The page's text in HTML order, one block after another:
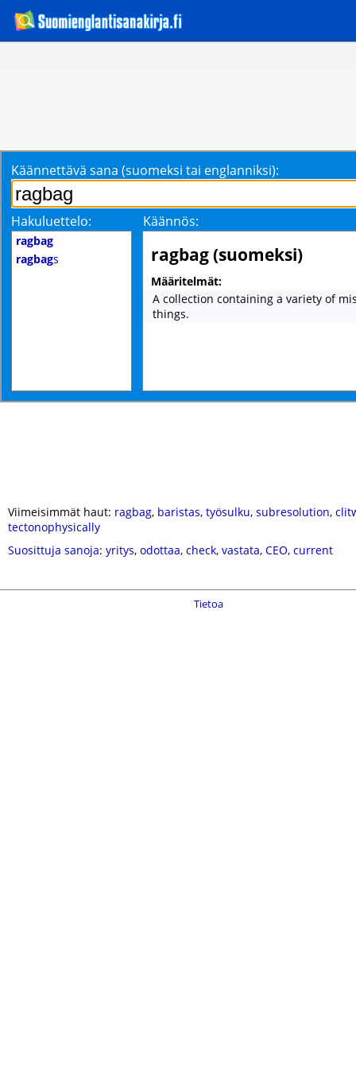
Käännettävä sana (suomeksi tai englanniksi):
Hakuluettelo: Käännös:
ragbag
ragbags ragbag (suomeksi)
Määritelmät:
A collection containing a variety of
things.
Viimeisimmät haut: ragbag, baristas, työsulku, subresolution,
tectonophysically
Suosittuja sanoja: yritys, odottaa, check, vastata, CEO, current
Tietoa